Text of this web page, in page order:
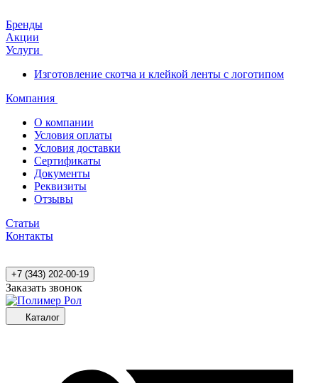
Бренды
Акции
Услуги
Изготовление скотча и клейкой ленты с логотипом
Компания
О компании
Условия оплаты
Условия доставки
Сертификаты
Документы
Реквизиты
Отзывы
Статьи
Контакты
+7 (343) 202-00-19
Заказать звонок
Каталог